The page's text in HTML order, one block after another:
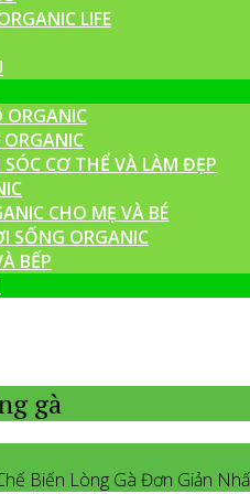
LIFE
CƠ THỂ VÀ LÀM ĐẸP
CHO MẸ VÀ BÉ
SỐNG ORGANIC
BẾP
gà
Biến Lòng Gà Đơn Giản